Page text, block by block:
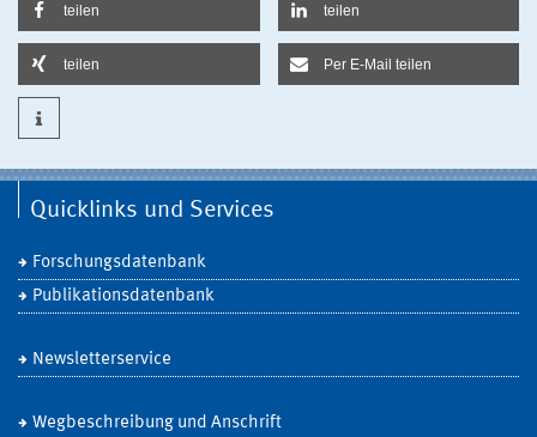
teilen teilen
teilen Per E-Mail teilen
Quicklinks und Services
Forschungsdatenbank
Publikationsdatenbank
Newsletterservice
Wegbeschreibung und Anschrift